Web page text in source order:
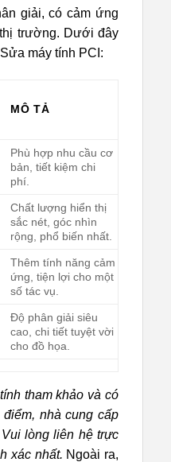
giải, có cảm ứng
trường. Dưới đây
máy tính PCI:
MÔ TẢ
Phù hợp nhu cầu cơ
bản, tiết kiệm chi
phí.
Chất lượng hiển thị
sắc nét, góc nhìn
rộng, phổ biến nhất.
Thêm tính năng cảm
ứng, tiện lợi cho một
số tác vụ.
Độ phân giải siêu
cao, chi tiết tuyệt vời
cho đồ họa.
tham khảo và có
nhà cung cấp
lòng liên hệ trực
xác nhất. Ngoài ra,